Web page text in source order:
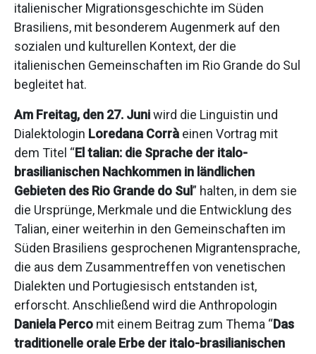
italienischer Migrationsgeschichte im Süden
Brasiliens, mit besonderem Augenmerk auf den
sozialen und kulturellen Kontext, der die
italienischen Gemeinschaften im Rio Grande do Sul
begleitet hat.
Am Freitag, den 27. Juniwird die Linguistin und
Dialektologin Loredana Corrà einen Vortrag mit
dem Titel “El talian: die Sprache der italo-
brasilianischen Nachkommen in ländlichen
Gebieten des Rio Grande do Sul” halten, in dem sie
die Ursprünge, Merkmale und die Entwicklung des
Talian, einer weiterhin in den Gemeinschaften im
Süden Brasiliens gesprochenen Migrantensprache,
die aus dem Zusammentreffen von venetischen
Dialekten und Portugiesisch entstanden ist,
erforscht. Anschließend wird die Anthropologin
Daniela Perco mit einem Beitrag zum Thema “Das
traditionelle orale Erbe der italo-brasilianischen